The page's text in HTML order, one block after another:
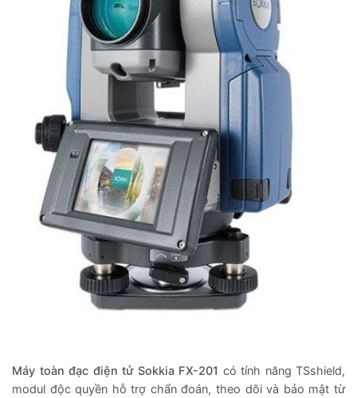
Máy toàn đạc điện tử Sokkia FX-201 có tính năng TSshield,
modul độc quyền hỗ trợ chẩn đoán, theo dõi và bảo mật từ